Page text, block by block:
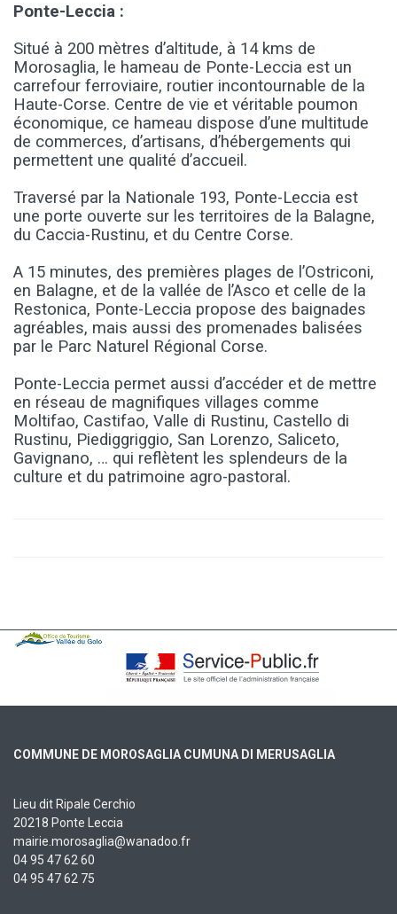
Ponte-Leccia :
Situé à 200 mètres d’altitude, à 14 kms de
Morosaglia, le hameau de Ponte-Leccia est un
carrefour ferroviaire, routier incontournable de la
Haute-Corse. Centre de vie et véritable poumon
économique, ce hameau dispose d’une multitude
de commerces, d’artisans, d’hébergements qui
permettent une qualité d’accueil.
Traversé par la Nationale 193, Ponte-Leccia est
une porte ouverte sur les territoires de la Balagne,
du Caccia-Rustinu, et du Centre Corse.
A 15 minutes, des premières plages de l’Ostriconi,
en Balagne, et de la vallée de l’Asco et celle de la
Restonica, Ponte-Leccia propose des baignades
agréables, mais aussi des promenades balisées
par le Parc Naturel Régional Corse.
Ponte-Leccia permet aussi d’accéder et de mettre
en réseau de magnifiques villages comme
Moltifao, Castifao, Valle di Rustinu, Castello di
Rustinu, Piediggriggio, San Lorenzo, Saliceto,
Gavignano, … qui reflètent les splendeurs de la
culture et du patrimoine agro-pastoral.
COMMUNE DE MOROSAGLIA CUMUNA DI MERUSAGLIA
Lieu dit Ripale Cerchio
20218 Ponte Leccia
mairie.morosaglia@wanadoo.fr
04 95 47 62 60
04 95 47 62 75